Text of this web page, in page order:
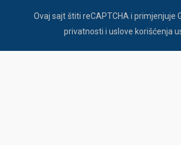
Ovaj sajt štiti reCAPTCHA i primjenjuje
privatnosti i uslove korišćenja